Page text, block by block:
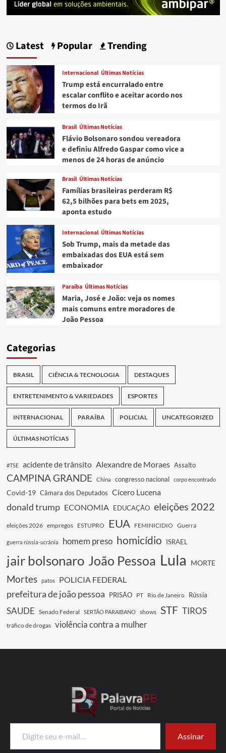
Latest Popular Trending
Internacional Últimas Notícias
Trump está encurralado entre
escalar conflito e aceitar acordo nos
termos do Irã
Brasil Últimas Notícias
Flávio Bolsonaro sondou vereadora
e definiu Alfredo Gaspar como vice a
menos de 24 horas de anúncio
Brasil Últimas Notícias
Famílias brasileiras perderam R$
62,5 bilhões para bets em 2025,
aponta estudo
Internacional Últimas Notícias
Sob Trump, mais da metade das
embaixadas dos EUA está sem
embaixador
Paraíba Últimas Notícias
Maria, José e João: veja os nomes
mais comuns entre moradores de
João Pessoa
Categorias
BRASIL CIÊNCIA & TECNOLOGIA DESTAQUES
ENTRETENIMENTO & VARIEDADES ESPORTES
INTERNACIONAL PARAÍBA POLICIAL UNCATEGORIZED
ÚLTIMAS NOTÍCIAS
#TSE acidente de trânsito Alexandre de Moraes Assalto
CAMPINA GRANDE China congresso nacional corpo encontrado
Covid-19 Câmara dos Deputados Cícero Lucena
donald trump ECONOMIA EDUCAÇÃO eleições 2022
eleições 2026 empregos ESTUPRO EUA FEMINICIDIO Guerra
guerra rússia-ucrânia homem preso homicídio ISRAEL
jair bolsonaro João Pessoa Lula MORTE
Mortes patos POLICIA FEDERAL
prefeitura de joão pessoa PRISÃO PT Rio de Janeiro Rússia
SAUDE Senado Federal SERTÃO PARAIBANO shows STF TIROS
tráfico de drogas violência contra a mulher
Digite seu e-mail…
Assinar